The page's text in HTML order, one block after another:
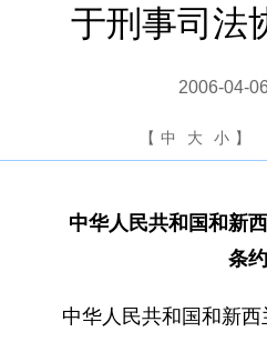
于刑事司法
2006-04-
【 中 大 小 】
中华人民共和国和新
条约
中华人民共和国和新西